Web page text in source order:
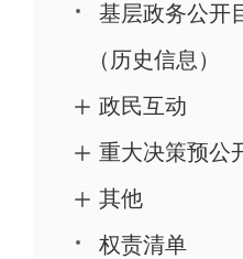
基层政务公开
（历史信息）
政民互动
重大决策预公
其他
权责清单